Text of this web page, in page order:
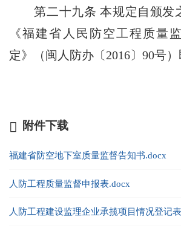
第二十九条 本规定自颁发
《福建省人民防空工程质量
定》（闽人防办〔2016〕90号）
附件下载
福建省防空地下室质量监督告知书.docx
人防工程质量监督申报表.docx
人防工程建设监理企业承揽项目情况登记